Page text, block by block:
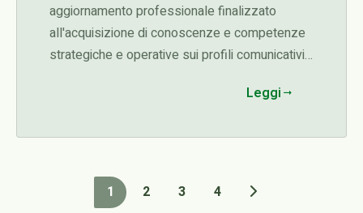
aggiornamento professionale finalizzato
all'acquisizione di conoscenze e competenze
strategiche e operative sui profili comunicativi,
diverse fasi del ciclo delle attività di una
progettazione, affidamento, esecuzione,
Leggi
1 2 3 4